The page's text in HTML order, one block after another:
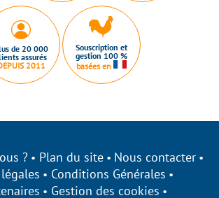
de 20 000
assurés
2011
Souscription et
gestion 100 %
basées en
? Plan du site
Nous contacter
Conditions Générales
Gestion des cookies